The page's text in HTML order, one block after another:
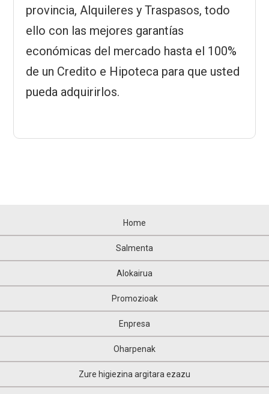
provincia, Alquileres y Traspasos, todo
ello con las mejores garantías
económicas del mercado hasta el 100%
de un Credito e Hipoteca para que usted
pueda adquirirlos.
Home
Salmenta
Alokairua
Promozioak
Enpresa
Oharpenak
Zure higiezina argitara ezazu